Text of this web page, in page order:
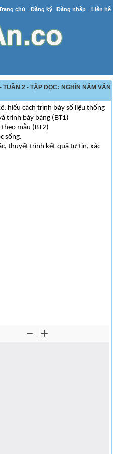
chủ Đăng ký Đăng nhập Liên hệ
TUẦN 2 - TẬP ĐỌC: NGHÌN NĂM VĂN
hiểu cách trình bày số liệu thống
trình bày bảng (BT1)
mẫu (BT2)
sống.
thuyết trình kết quả tự tin, xác